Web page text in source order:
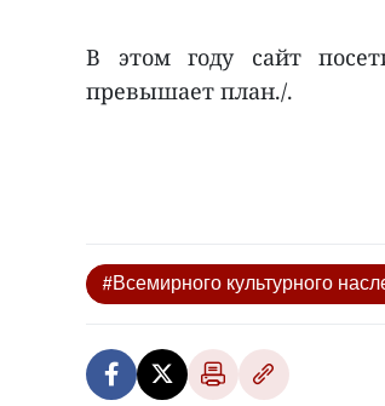
В этом году сайт
превышает план./.
#Всемирного культурного